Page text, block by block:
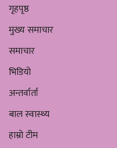
गृहपृष्ठ
मुख्य समाचार
समाचार
भिडियो
अन्तर्वार्ता
बाल स्वास्थ्य
हाम्रो टीम